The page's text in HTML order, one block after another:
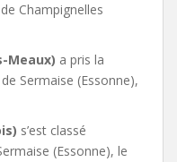
Champignelles
Meaux) a pris la
Sermaise (Essonne),
s’est classé
(Essonne), le